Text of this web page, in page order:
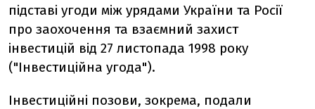
підставі угоди між урядами України та Росії
про заохочення та взаємний захист
інвестицій від 27 листопада 1998 року
("Інвестиційна угода").
Інвестиційні позови, зокрема, подали